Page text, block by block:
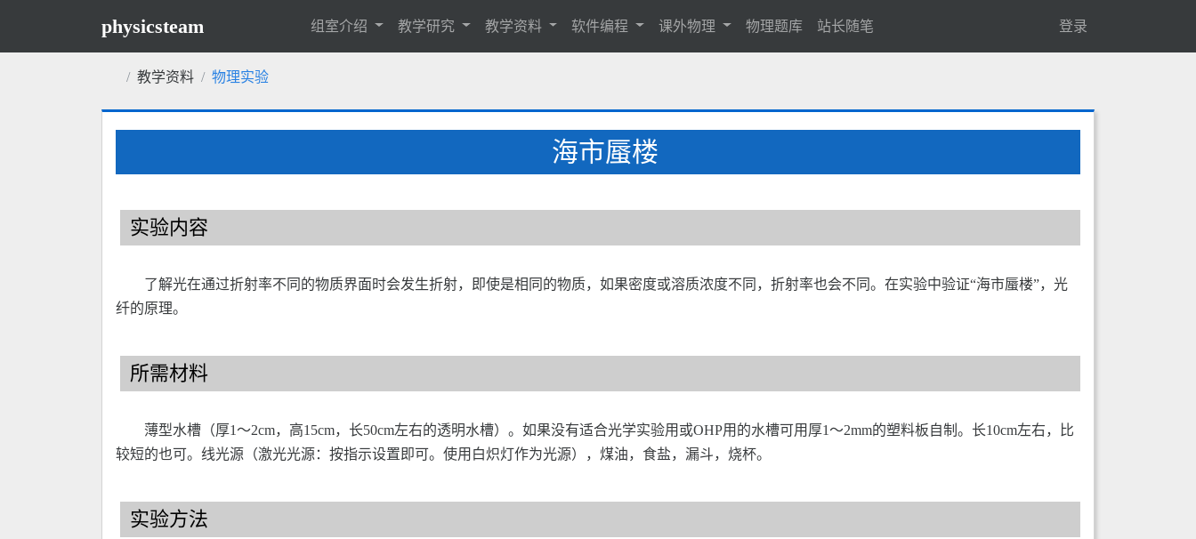
physicsteam 组室介绍 教学研究 教学资料 软件编程 课外物理 物理题库 站长随笔 登录
教学资料 物理实验
海市蜃楼
实验内容
了解光在通过折射率不同的物质界面时会发生折射，即使是相同的物质，如果密度或溶质浓度不同，折射率也会不同。在实验中验证“海市蜃楼”，光
纤的原理。
所需材料
薄型水槽（厚1～2cm，高15cm，长50cm左右的透明水槽）。如果没有适合光学实验用或OHP用的水槽可用厚1～2mm的塑料板自制。长10cm左右，比
较短的也可。线光源（激光光源：按指示设置即可。使用白炽灯作为光源），煤油，食盐，漏斗，烧杯。
实验方法